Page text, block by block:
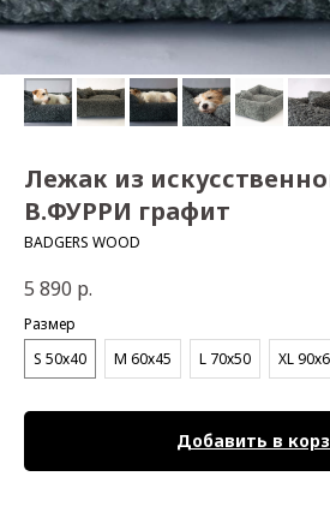
Лежак из
B.ФУРРИ графит
BADGERS WOOD
5 890 р.
Размер
S 50х40
М 60х45 L 70х50 XL
Добавить в